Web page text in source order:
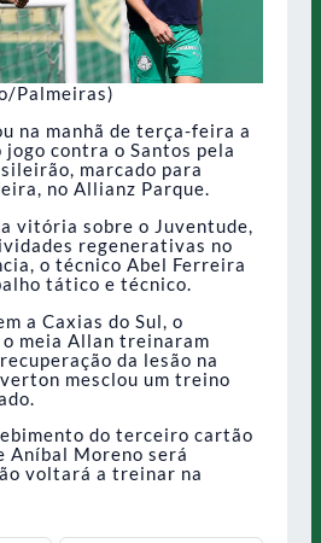
Palmeiras)
na manhã de terça-feira a
jogo contra o Santos pela
marcado para
no Allianz Parque.
vitória sobre o Juventude,
regenerativas no
o técnico Abel Ferreira
tático e técnico.
a Caxias do Sul, o
o meia Allan treinaram
da lesão na
mesclou um treino
do terceiro cartão
Aníbal Moreno será
voltará a treinar na